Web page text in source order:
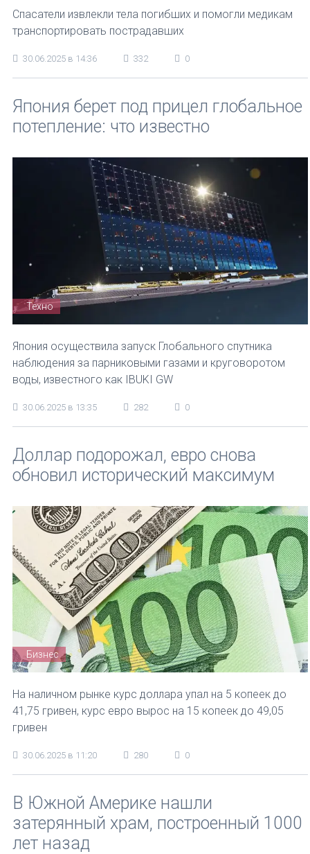
Спасатели извлекли тела погибших и помогли медикам
транспортировать пострадавших
30.06.2025 в 14:36 332 0
Япония берет под прицел глобальное
потепление: что известно
Техно
Япония осуществила запуск Глобального спутника
наблюдения за парниковыми газами и круговоротом
воды, известного как IBUKI GW
30.06.2025 в 13:35 282 0
Доллар подорожал, евро снова
обновил исторический максимум
Бизнес
На наличном рынке курс доллара упал на 5 копеек до
41,75 гривен, курс евро вырос на 15 копеек до 49,05
гривен
30.06.2025 в 11:20 280 0
В Южной Америке нашли
затерянный храм, построенный 1000
лет назад